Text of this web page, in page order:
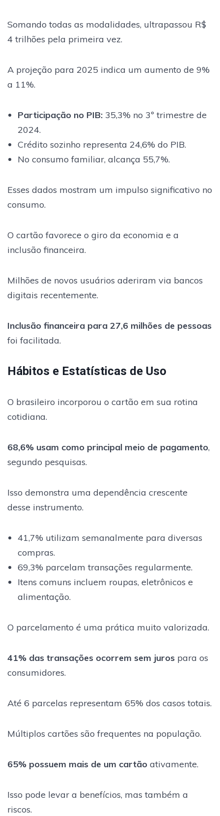
Somando todas as modalidades, ultrapassou R$
4 trilhões pela primeira vez.
A projeção para 2025 indica um aumento de 9%
a 11%.
Participação no PIB:35,3% no 3º trimestre de
2024.
Crédito sozinho representa 24,6% do PIB.
No consumo familiar, alcança 55,7%.
Esses dados mostram um impulso significativo no
consumo.
O cartão favorece o giro da economia e a
inclusão financeira.
Milhões de novos usuários aderiram via bancos
digitais recentemente.
Inclusão financeira para 27,6 milhões de pessoas
foi facilitada.
Hábitos e Estatísticas de Uso
O brasileiro incorporou o cartão em sua rotina
cotidiana.
68,6% usam como principal meio de pagamento,
segundo pesquisas.
Isso demonstra uma dependência crescente
desse instrumento.
41,7% utilizam semanalmente para diversas
compras.
69,3% parcelam transações regularmente.
Itens comuns incluem roupas, eletrônicos e
alimentação.
O parcelamento é uma prática muito valorizada.
41% das transações ocorrem sem juros para os
consumidores.
Até 6 parcelas representam 65% dos casos totais.
Múltiplos cartões são frequentes na população.
65% possuem mais de um cartão ativamente.
Isso pode levar a benefícios, mas também a
riscos.